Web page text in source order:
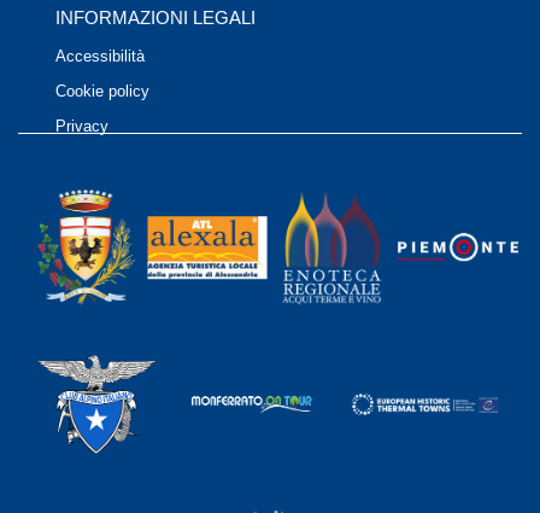
INFORMAZIONI LEGALI
Accessibilità
Cookie policy
Privacy